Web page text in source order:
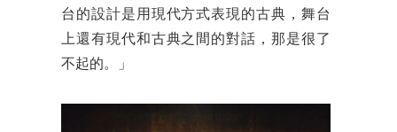
台的設計是用現代方式表現的古典，舞台
上還有現代和古典之間的對話，那是很了
不起的。」